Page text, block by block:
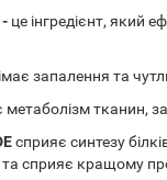
- це інгредієнт, який
запалення та
метаболізм тканин,
сприяє синтезу
сприяє кращому